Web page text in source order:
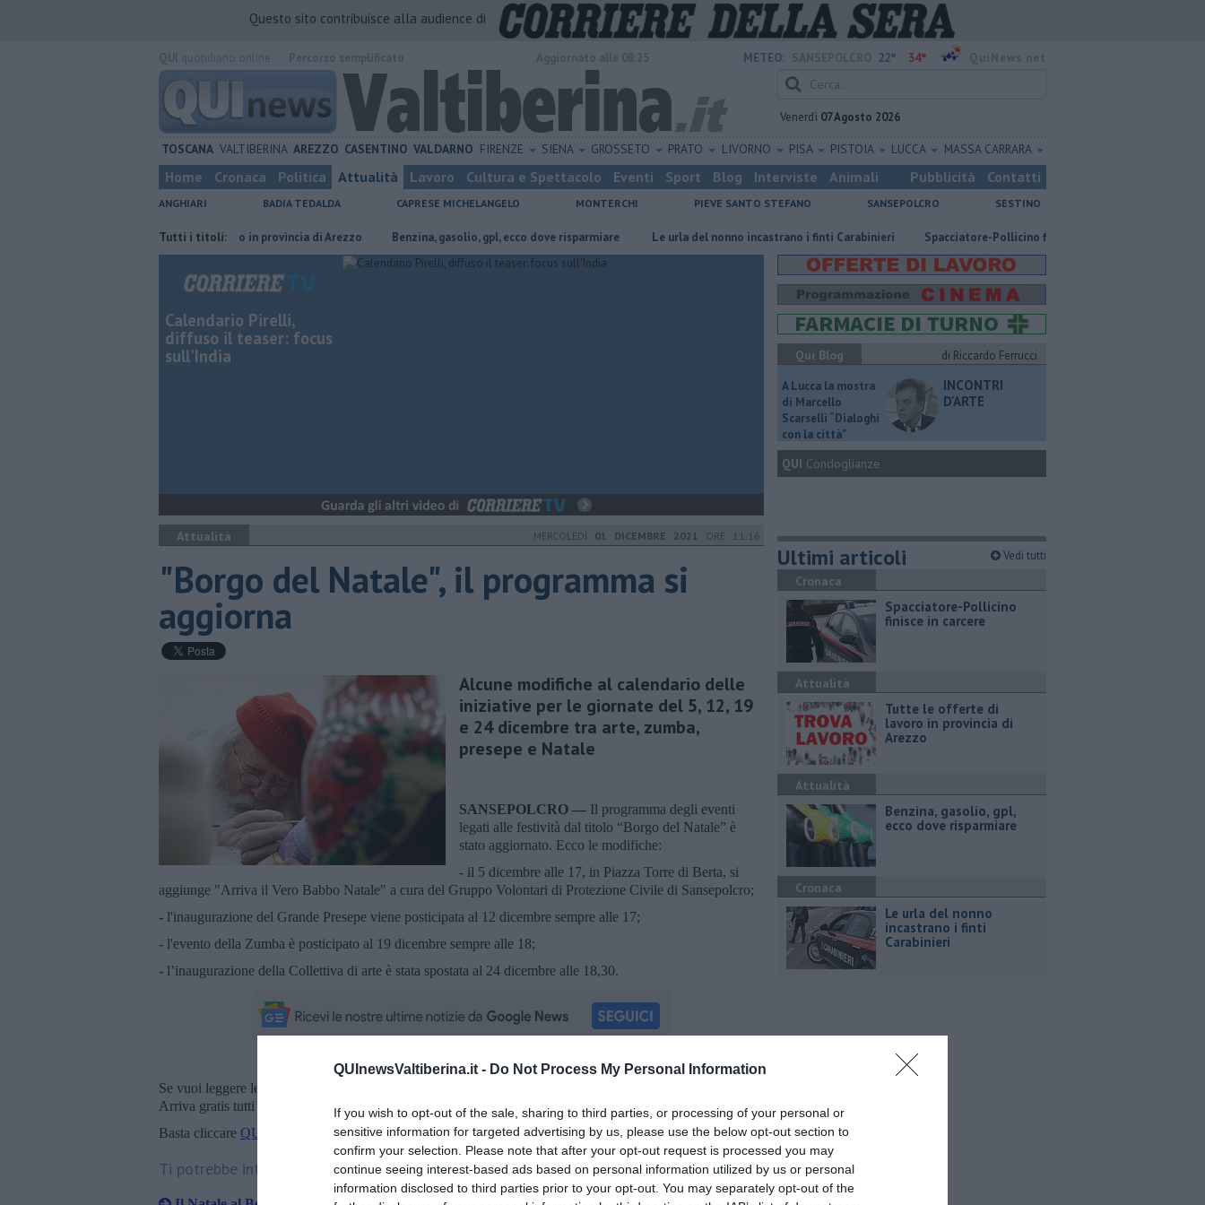
QUInewsValtiberina.it - Do Not Process My Personal Information
If you wish to opt-out of the sale, sharing to third parties, or processing of your personal or
sensitive information for targeted advertising by us, please use the below opt-out section to
confirm your selection. Please note that after your opt-out request is processed you may
continue seeing interest-based ads based on personal information utilized by us or personal
information disclosed to third parties prior to your opt-out. You may separately opt-out of the
Questo sito contribuisce alla audience di
METEO: 22° 34°
Venerdì 07 Agosto 2026
TOSCANA VALTIBERINA AREZZO CASENTINO VALDARNO FIRENZE SIENA GROSSETO PRATO LIVORNO PISA PISTOIA LUCCA MASSA CARRARA
Home Cronaca Politica Attualità Lavoro Cultura e Spettacolo Eventi Sport Blog Interviste Animali Pubblicità Contatti
ANGHIARI BADIA TEDALDA CAPRESE MICHELANGELO MONTERCHI PIEVE SANTO STEFANO SANSEPOLCRO SESTINO
Tutti i titoli:
​Tutte le offerte di lavoro in provincia di Arezzo ​Benzina, gasolio, gpl, ecco dove risparmiare Le urla del nonno incastrano i finti Carabinieri Spacciatore-Pollicino finisce in carcere
Calendario Pirelli,
diffuso il teaser: focus
sull'India
Attualità MERCOLEDÌ 01 DICEMBRE 2021 ORE 11:16
"Borgo del Natale", il programma si
aggiorna
Alcune modifiche al calendario delle
iniziative per le giornate del 5, 12, 19
e 24 dicembre tra arte, zumba,
presepe e Natale
SANSEPOLCRO — Il programma degli eventi
legati alle festività dal titolo “Borgo del Natale” è
stato aggiornato. Ecco le modifiche:
- il 5 dicembre alle 17, in Piazza Torre di Berta, si
aggiunge "Arriva il Vero Babbo Natale" a cura del Gruppo Volontari di Protezione Civile di Sansepolcro;
- l'inaugurazione del Grande Presepe viene posticipata al 12 dicembre sempre alle 17;
- l'evento della Zumba è posticipato al 19 dicembre sempre alle 18;
- l’inaugurazione della Collettiva di arte è stata spostata al 24 dicembre alle 18,30.
Se vuoi leggere le notizie principali della Toscana iscriviti alla
Arriva gratis tutti i giorni alle 20:00 direttamente nella tua casella di posta.
Basta cliccare QUI
Ti potrebbe interessare anche:
Qui Blog
di Riccardo Ferrucci
A Lucca la mostra
di Marcello
Scarselli “Dialoghi
con la città"
INCONTRI
D'ARTE
QUI Condoglianze
Ultimi articoli Vedi tutti
Cronaca
Spacciatore-Pollicino
finisce in carcere
Attualità
​Tutte le offerte di
lavoro in provincia di
Arezzo
Attualità
​Benzina, gasolio, gpl,
ecco dove risparmiare
Cronaca
Le urla del nonno
incastrano i finti
Carabinieri